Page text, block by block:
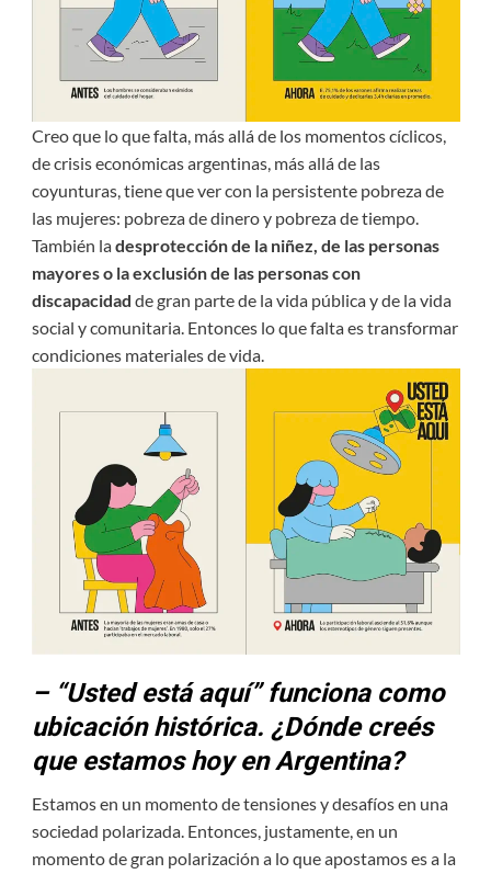
Creo que lo que falta, más allá de los momentos cíclicos,
de crisis económicas argentinas, más allá de las
coyunturas, tiene que ver con la persistente pobreza de
las mujeres: pobreza de dinero y pobreza de tiempo.
También ladesprotección de la niñez, de las personas
mayores o la exclusión de las personas con
discapacidad de gran parte de la vida pública y de la vida
social y comunitaria. Entonces lo que falta es transformar
condiciones materiales de vida.
– “Usted está aquí” funciona como
ubicación histórica. ¿Dónde creés
que estamos hoy en Argentina?
Estamos en un momento de tensiones y desafíos en una
sociedad polarizada. Entonces, justamente, en un
momento de gran polarización a lo que apostamos es a la